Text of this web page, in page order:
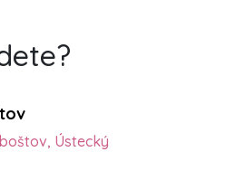
Ústecký